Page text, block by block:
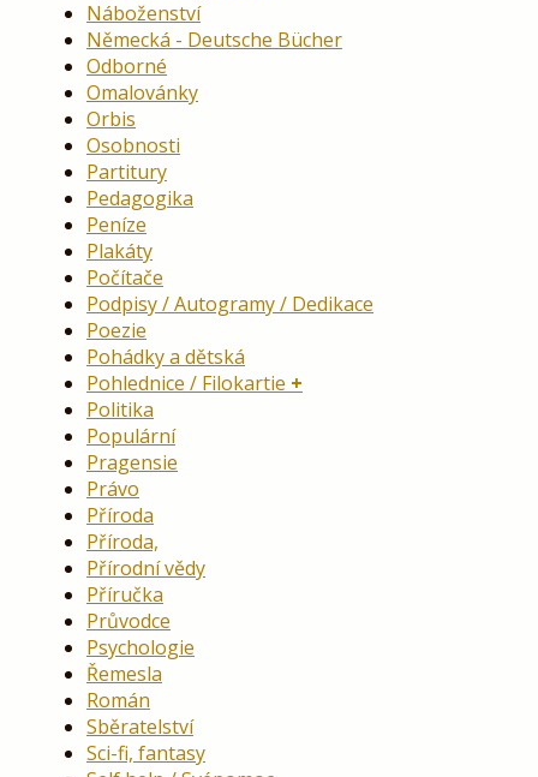
Náboženství
Německá - Deutsche Bücher
Odborné
Omalovánky
Orbis
Osobnosti
Partitury
Pedagogika
Peníze
Plakáty
Počítače
Podpisy / Autogramy / Dedikace
Poezie
Pohádky a dětská
Pohlednice / Filokartie
Politika
Populární
Pragensie
Právo
Příroda
Příroda,
Přírodní vědy
Příručka
Průvodce
Psychologie
Řemesla
Román
Sběratelství
Sci-fi, fantasy